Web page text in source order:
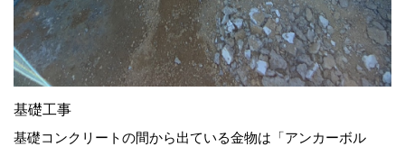
基礎工事
基礎コンクリートの間から出ている金物は「アンカーボル